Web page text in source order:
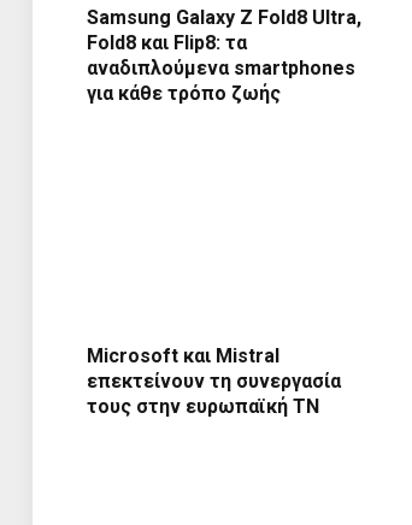
Samsung Galaxy Z Fold8 Ultra,
Fold8 και Flip8: τα
αναδιπλούμενα smartphones
για κάθε τρόπο ζωής
Microsoft και Mistral
επεκτείνουν τη συνεργασία
τους στην ευρωπαϊκή ΤΝ